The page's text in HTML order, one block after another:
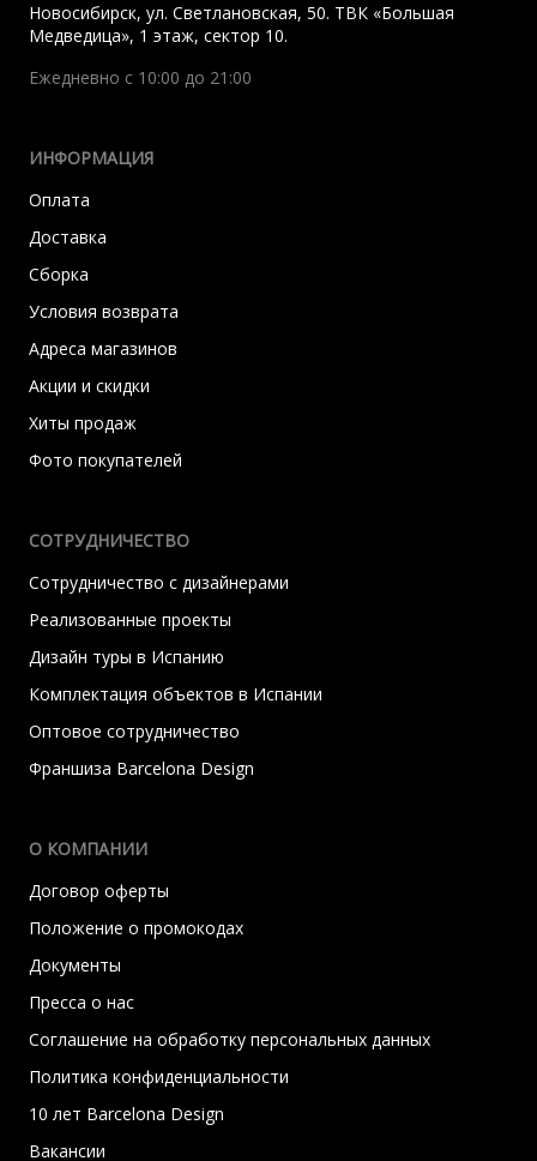
Новосибирск, ул. Светлановская, 50. ТВК «Большая
Медведица», 1 этаж, сектор 10.
Ежедневно с 10:00 до 21:00
ИНФОРМАЦИЯ
Оплата
Доставка
Сборка
Условия возврата
Адреса магазинов
Акции и скидки
Хиты продаж
Фото покупателей
СОТРУДНИЧЕСТВО
Сотрудничество с дизайнерами
Реализованные проекты
Дизайн туры в Испанию
Комплектация объектов в Испании
Оптовое сотрудничество
Франшиза Barcelona Design
О КОМПАНИИ
Договор оферты
Положение о промокодах
Документы
Пресса о нас
Соглашение на обработку персональных данных
Политика конфиденциальности
10 лет Barcelona Design
Вакансии